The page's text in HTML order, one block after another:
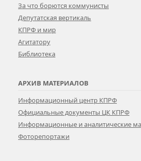
За что борются коммунисты
Депутатская вертикаль
КПРФ и мир
Агитатору
Библиотека
АРХИВ МАТЕРИАЛОВ
Информационный центр КПРФ
Официальные документы ЦК КПРФ
Информационные и аналитические
Фоторепортажи